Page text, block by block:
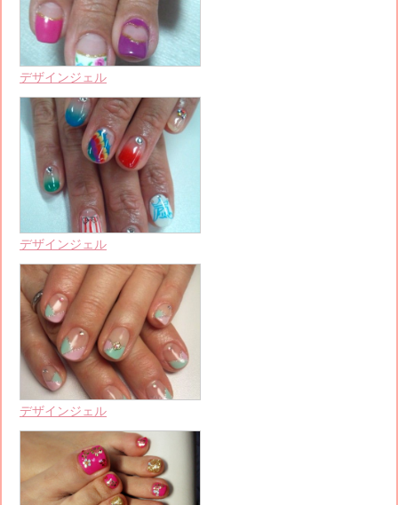
デザインジェル
デザインジェル
デザインジェル